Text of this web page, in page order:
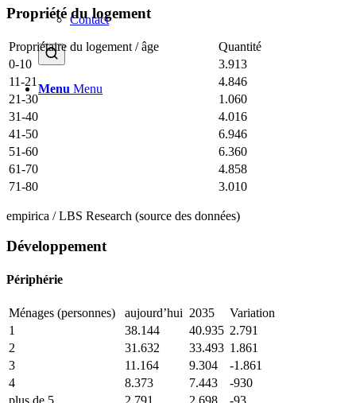
Contact
Menu Menu
Propriété du logement
Propriétaire du logement / âge
Quantité
0-10
3.913
11-21
4.846
21-30
1.060
31-40
4.016
41-50
6.946
51-60
6.360
61-70
4.858
71-80
3.010
empirica / LBS Research (source des données)
Développement
Périphérie
Ménages (personnes) aujourd’hui 2035
Variation
1
38.144 40.935 2.791
2
31.632 33.493 1.861
3
11.164 9.304
-1.861
4
8.373 7.443
-930
plus de 5
2.791 2.698 -93